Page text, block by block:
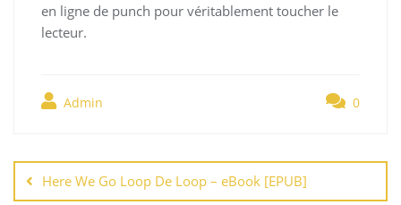
en ligne de punch pour véritablement toucher le
lecteur.
Admin 0
de
entradas
Here We Go Loop De Loop – eBook [EPUB]